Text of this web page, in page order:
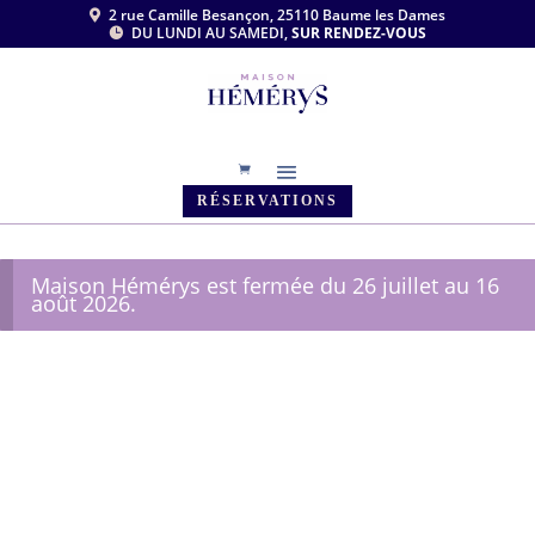
 2 rue Camille Besançon, 25110 Baume les Dames
 DU LUNDI AU SAMEDI,SUR RENDEZ-VOUS
RÉSERVATIONS
Maison Hémérys est fermée du 26 juillet au 16
août 2026.